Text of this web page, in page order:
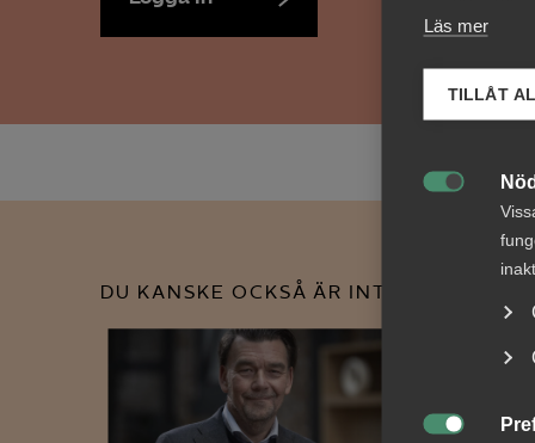
Läs mer
TILLÅT
DU KANSKE OCKSÅ ÄR INTRESSERAD AV